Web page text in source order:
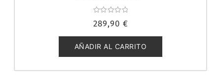
con
de
5
289,90 €
AÑADIR AL CARRITO